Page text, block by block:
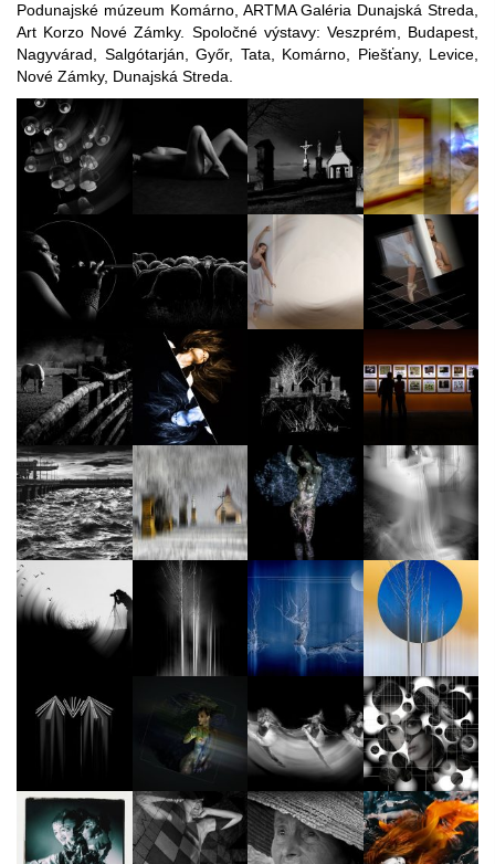
Podunajské múzeum Komárno, ARTMA Galéria Dunajská Streda,
Art Korzo Nové Zámky. Spoločné výstavy: Veszprém, Budapest,
Nagyvárad, Salgótarján, Győr, Tata, Komárno, Piešťany, Levice,
Nové Zámky, Dunajská Streda.